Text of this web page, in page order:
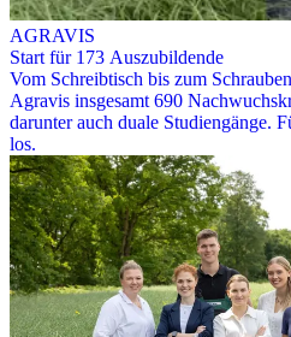
AGRAVIS
Start für 173 Auszubildende
Vom Schreibtisch bis zum
Agravis insgesamt 690
darunter auch duale Studiengänge.
los.